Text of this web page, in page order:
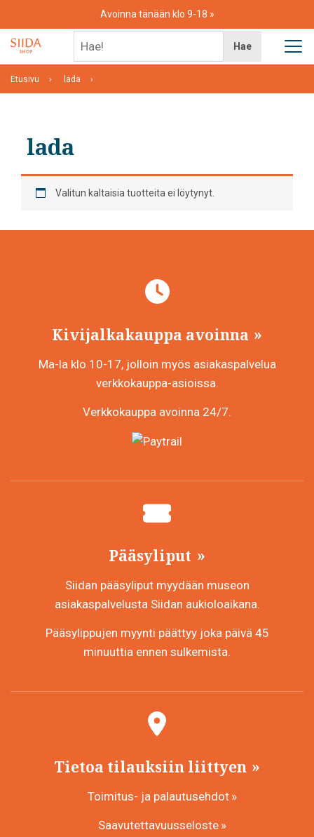
content
Avoinna tänään klo 9-18
Hae
Etusivu lada
lada
Valitun kaltaisia tuotteita ei löytynyt.
Kivijalkakauppa avoinna
Ma-la klo 10-17, jolloin myös asiakaspalvelua
verkkokauppa-asioissa.
Verkkokauppa avoinna 24/7.
Pääsyliput
Siidan pääsyliput myydään museon
asiakaspalvelusta Siidan aukioloaikana.
Pääsylippujen myynti päättyy joka päivä 45
minuuttia ennen sulkemista.
Tietoa tilauksiin liittyen
Toimitus- ja palautusehdot
Saavutettavuusseloste